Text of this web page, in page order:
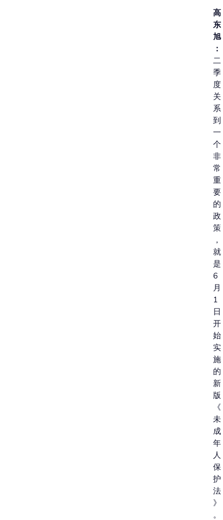
高
东
旭
：
二
季
度
关
系
到
一
个
非
常
重
要
的
政
策
，
就
是
6
月
1
日
开
始
实
施
的
新
版
《
未
成
年
人
保
护
法
》
。